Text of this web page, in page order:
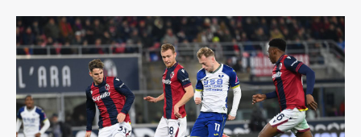
Colpo
Verona
al
“Dall’Ara”,
Bologna